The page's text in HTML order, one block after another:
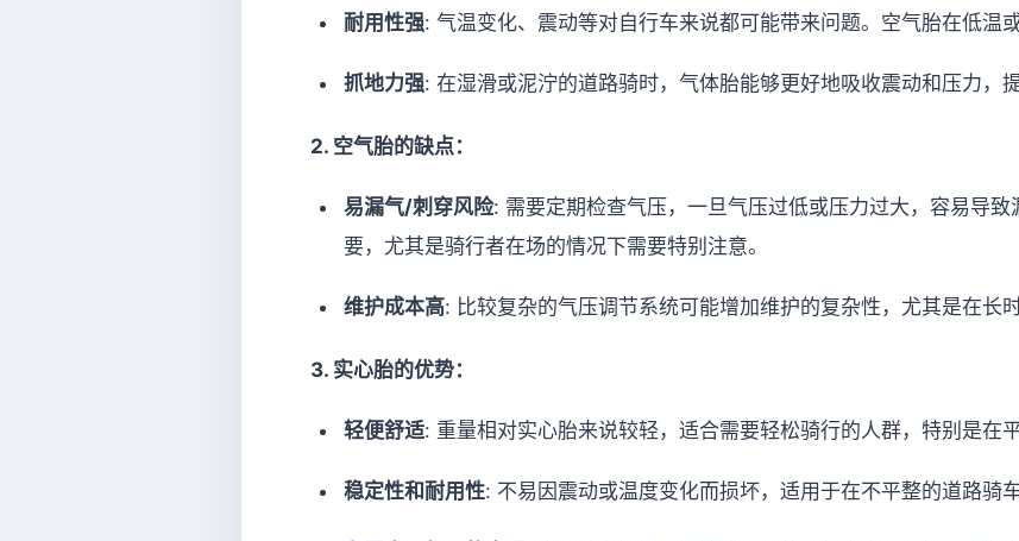
耐用性强: 气温变化、震动等对自行车来说都可能带来问题。空气胎在低温
抓地力强: 在湿滑或泥泞的道路骑时，气体胎能够更好地吸收震动和压力，
2. 空气胎的缺点：
易漏气/刺穿风险: 需要定期检查气压，一旦气压过低或压力过大，容易导
要，尤其是骑行者在场的情况下需要特别注意。
维护成本高: 比较复杂的气压调节系统可能增加维护的复杂性，尤其是在长时
3. 实心胎的优势：
轻便舒适: 重量相对实心胎来说较轻，适合需要轻松骑行的人群，特别是在
稳定性和耐用性: 不易因震动或温度变化而损坏，适用于在不平整的道路骑车